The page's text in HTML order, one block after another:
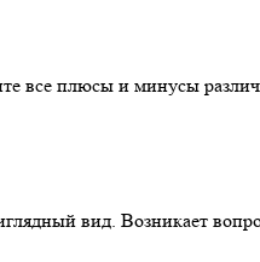
все плюсы и минусы
вид. Возникает